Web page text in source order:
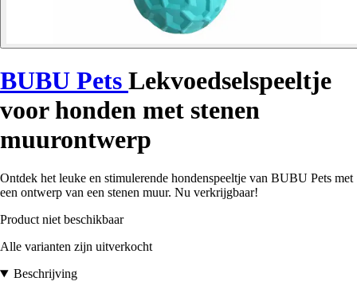
BUBU Pets Lekvoedselspeeltje
voor honden met stenen
muurontwerp
Ontdek het leuke en stimulerende hondenspeeltje van BUBU Pets met
een ontwerp van een stenen muur. Nu verkrijgbaar!
Product niet beschikbaar
Alle varianten zijn uitverkocht
Beschrijving